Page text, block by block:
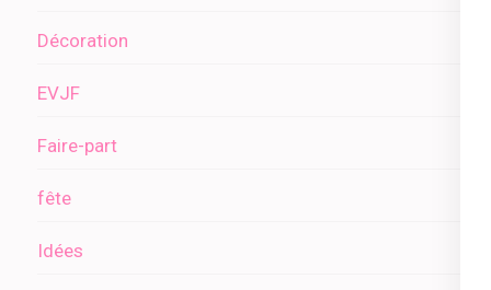
Décoration
EVJF
Faire-part
fête
Idées